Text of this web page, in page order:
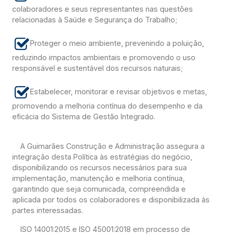
colaboradores e seus representantes nas questões
relacionadas à Saúde e Segurança do Trabalho;
Proteger o meio ambiente, prevenindo a poluição,
reduzindo impactos ambientais e promovendo o uso
responsável e sustentável dos recursos naturais;
Estabelecer, monitorar e revisar objetivos e metas,
promovendo a melhoria contínua do desempenho e da
eficácia do Sistema de Gestão Integrado.
A Guimarães Construção e Administração assegura a
integração desta Política às estratégias do negócio,
disponibilizando os recursos necessários para sua
implementação, manutenção e melhoria contínua,
garantindo que seja comunicada, compreendida e
aplicada por todos os colaboradores e disponibilizada às
partes interessadas.
ISO 14001:2015 e ISO 45001:2018 em processo de